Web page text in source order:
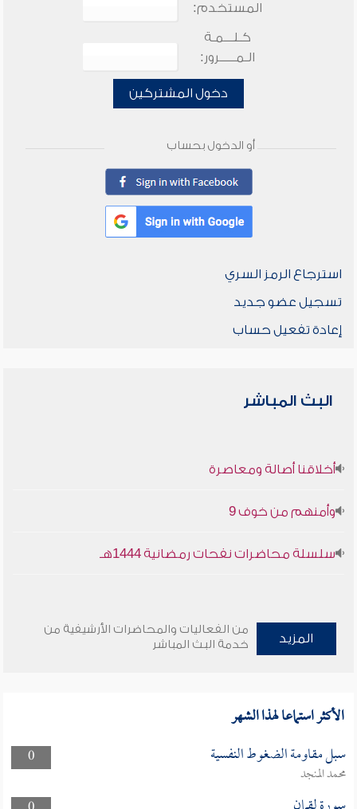
المستخدم:
كـلـــمـة
الـمـــــرور:
دخول المشتركين
أو الدخول بحساب
استرجاع الرمز السري
تسجيل عضو جديد
إعادة تفعيل حساب
البث المباشر
أخلاقنا أصالة ومعاصرة
وأمنهم من خوف 9
سلسلة محاضرات نفحات رمضانية 1444هـ
المزيد
من الفعاليات والمحاضرات الأرشيفية من
خدمة البث المباشر
الأكثر استماعا لهذا الشهر
0 سبل مقاومة الضغوط النفسية
محمد المنجد